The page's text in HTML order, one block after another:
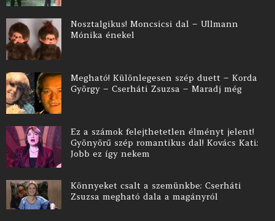
Nosztalgikus! Moncsicsi dal – Ullmann
Mónika énekel
Megható! Különlegesen szép duett – Korda
György – Cserháti Zsuzsa – Maradj még
Ez a számok felejthetetlen élményt jelent!
Gyönyörű szép romantikus dal! Kovács Kati:
Jobb ez így nekem
Könnyeket csalt a szemünkbe: Cserháti
Zsuzsa megható dala a magányról